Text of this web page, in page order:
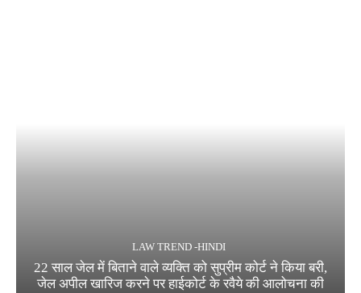
LAW TREND -HINDI
22 साल जेल में बिताने वाले व्यक्ति को सुप्रीम कोर्ट ने किया बरी,
जेल अपील खारिज करने पर हाईकोर्ट के रवैये की आलोचना की